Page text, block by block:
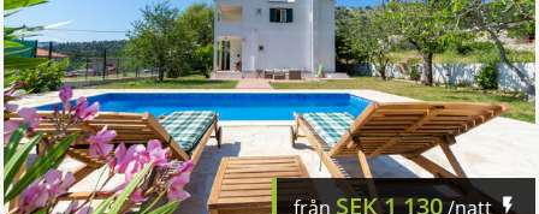
från SEK1 130/natt